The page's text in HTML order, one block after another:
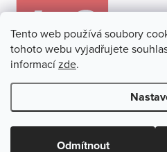
Tento web používá soubory
tohoto webu vyjadřujete
informacízde.
Odmítnout
Copyright 2026Homein.cz.
nastavení